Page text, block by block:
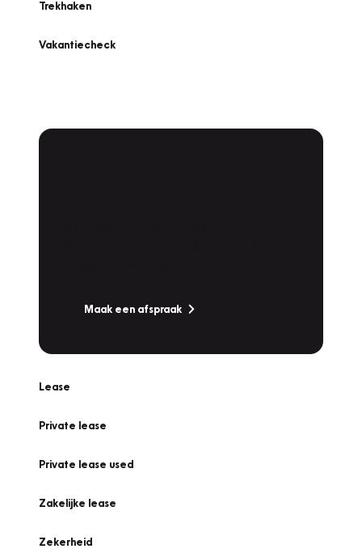
Trekhaken
Vakantiecheck
Maak een afspraak
Lease
Private lease
Private lease used
Zakelijke lease
Zekerheid